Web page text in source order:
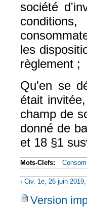
société
les
règlement ;
Qu'en se
était
champ de
donné de
et 18 §1
Mots-Clefs:
‹ Civ. 1e, 26 juin 2019,
Version